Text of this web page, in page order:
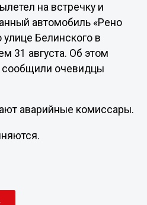
на встречку и
автомобиль «Рено
Белинского в
31 августа. Об этом
сообщили очевидцы
аварийные комиссары.